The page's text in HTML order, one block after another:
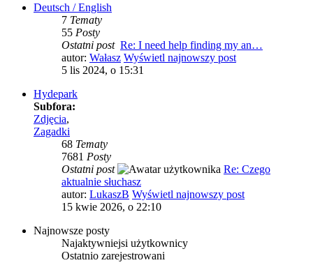
Deutsch / English
7 Tematy
55 Posty
Ostatni post Re: I need help finding my an…
autor: Wałasz Wyświetl najnowszy post
5 lis 2024, o 15:31
Hydepark
Subfora:
Zdjęcia,
Zagadki
68 Tematy
7681 Posty
Ostatni post
Re: Czego
aktualnie słuchasz
autor: LukaszB Wyświetl najnowszy post
15 kwie 2026, o 22:10
Najnowsze posty
Najaktywniejsi użytkownicy
Ostatnio zarejestrowani